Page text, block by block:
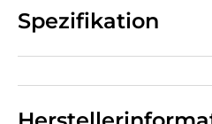
Spezifikation